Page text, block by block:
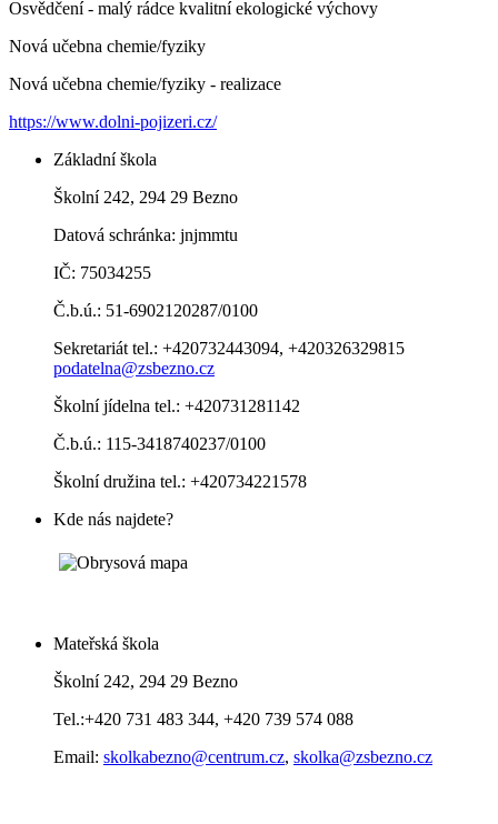
Osvědčení - malý rádce kvalitní ekologické výchovy
Nová učebna chemie/fyziky
Nová učebna chemie/fyziky - realizace
https://www.dolni-pojizeri.cz/
Základní škola
Školní 242, 294 29 Bezno
Datová schránka: jnjmmtu
IČ: 75034255
Č.b.ú.: 51-6902120287/0100
Sekretariát tel.: +420732443094, +420326329815
podatelna@zsbezno.cz
Školní jídelna tel.: +420731281142
Č.b.ú.: 115-3418740237/0100
Školní družina tel.: +420734221578
Kde nás najdete?
Mateřská škola
Školní 242, 294 29 Bezno
Tel.:+420 731 483 344, +420 739 574 088
Email: skolkabezno@centrum.cz, skolka@zsbezno.cz